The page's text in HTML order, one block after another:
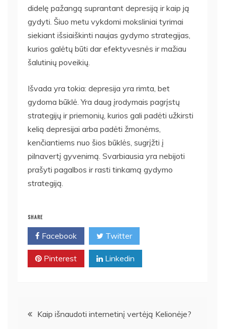
didelę pažangą suprantant depresiją ir kaip ją
gydyti. Šiuo metu vykdomi moksliniai tyrimai
siekiant išsiaiškinti naujas gydymo strategijas,
kurios galėtų būti dar efektyvesnės ir mažiau
šalutinių poveikių.
Išvada yra tokia: depresija yra rimta, bet
gydoma būklė. Yra daug įrodymais pagrįstų
strategijų ir priemonių, kurios gali padėti užkirsti
kelią depresijai arba padėti žmonėms,
kenčiantiems nuo šios būklės, sugrįžti į
pilnavertį gyvenimą. Svarbiausia yra nebijoti
prašyti pagalbos ir rasti tinkamą gydymo
strategiją.
SHARE
Facebook Twitter
Pinterest Linkedin
Navigacija
Kaip išnaudoti internetinį vertėją Kelionėje?